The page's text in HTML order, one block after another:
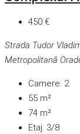
450 €
Strada Tudor
Metropolitană
Camere: 2
55 m²
74 m²
Etaj: 3/8